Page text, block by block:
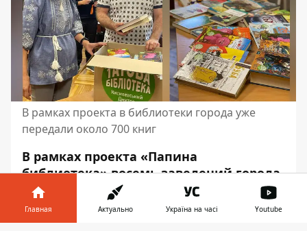
В рамках проекта в библиотеки города уже
передали около 700 книг
В рамках проекта «Папина
библиотека» восемь заведений города
получили книги. В этот раз
библиотеки левого берега города
передали
Главная Актуально Україна на часі Youtube